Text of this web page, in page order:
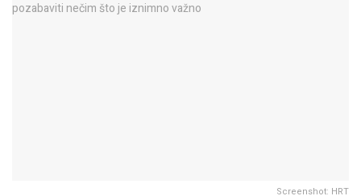
Screenshot: HRT